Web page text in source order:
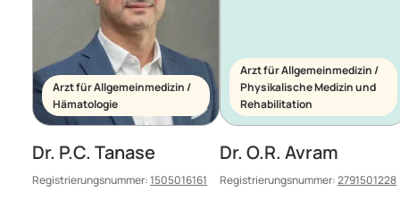
Arzt für Allgemeinmedizin /
Hämatologie
Dr. P.C. Tanase
Registrierungsnummer:1505016161
Arzt für Allgemeinmedizin /
Physikalische Medizin und
Rehabilitation
Dr. O.R. Avram
Registrierungsnummer:2791501228